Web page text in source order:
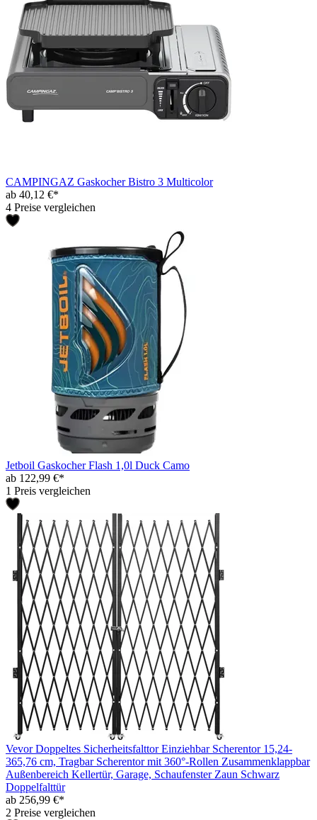
CAMPINGAZ Gaskocher Bistro 3 Multicolor
ab 40,12 €*
4 Preise vergleichen
Jetboil Gaskocher Flash 1,0l Duck Camo
ab 122,99 €*
1 Preis vergleichen
Vevor Doppeltes Sicherheitsfalttor Einziehbar Scherentor 15,24-
365,76 cm, Tragbar Scherentor mit 360°-Rollen Zusammenklappbar
Außenbereich Kellertür, Garage, Schaufenster Zaun Schwarz
Doppelfalttür
ab 256,99 €*
2 Preise vergleichen